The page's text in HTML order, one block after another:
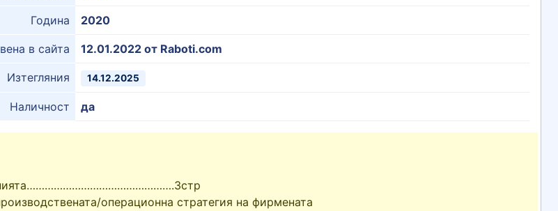
Година 2020
в сайта 12.01.2022 от Raboti.com
Изтегляния 14.12.2025
Наличност да
операционна стратегия на фирмената